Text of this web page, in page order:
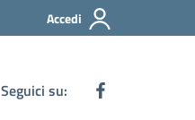
Accedi
Seguici su: